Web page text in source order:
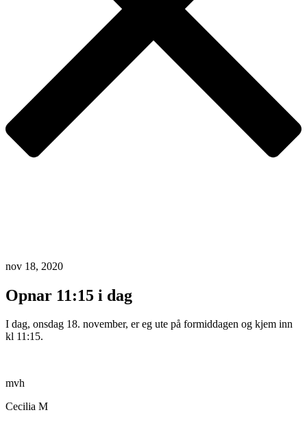
nov 18, 2020
Opnar 11:15 i dag
I dag, onsdag 18. november, er eg ute på formiddagen og kjem inn
kl 11:15.
mvh
Cecilia M